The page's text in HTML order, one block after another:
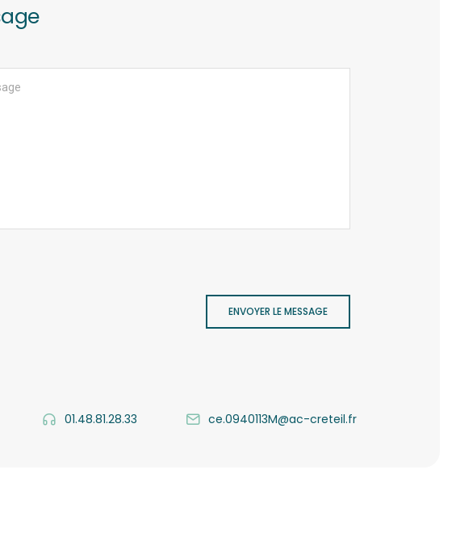
ENVOYER LE MESSAGE
01.48.81.28.33 ce.0940113M@ac-creteil.fr